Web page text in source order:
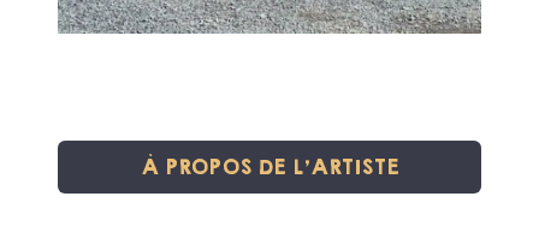
À PROPOS DE L'ARTISTE